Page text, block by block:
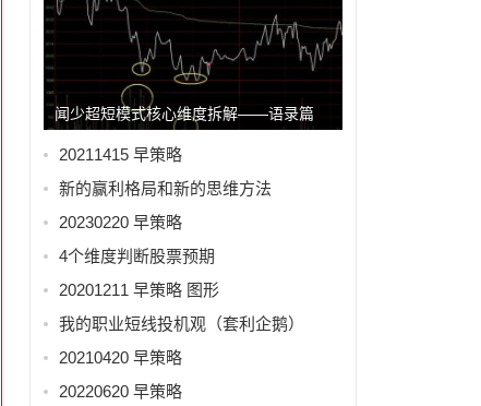
闻少超短模式核心维度拆解——语录篇
20211415 早策略
新的赢利格局和新的思维方法
20230220 早策略
4个维度判断股票预期
20201211 早策略 图形
我的职业短线投机观（套利企鹅）
20210420 早策略
20220620 早策略